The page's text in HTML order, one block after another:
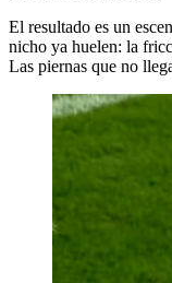
El resultado es un
nicho ya huelen: la
Las piernas que no